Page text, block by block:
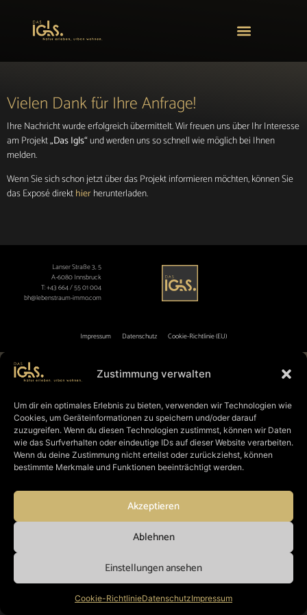
Zustimmung verwalten
Um dir ein optimales Erlebnis zu bieten, verwenden wir Technologien wie
Cookies, um Geräteinformationen zu speichern und/oder darauf
zuzugreifen. Wenn du diesen Technologien zustimmst, können wir Daten
wie das Surfverhalten oder eindeutige IDs auf dieser Website verarbeiten.
Wenn du deine Zustimmung nicht erteilst oder zurückziehst, können
bestimmte Merkmale und Funktionen beeinträchtigt werden.
Akzeptieren
Ablehnen
Einstellungen ansehen
Cookie-RichtlinieDatenschutzImpressum
Vielen Dank für Ihre Anfrage!
Ihre Nachricht wurde erfolgreich übermittelt. Wir freuen uns über Ihr Interesse
am Projekt„Das Igls“und werden uns so schnell wie möglich bei Ihnen
melden.
Wenn Sie sich schon jetzt über das Projekt informieren möchten, können Sie
das Exposé direkthierherunterladen.
Lanser Straße 3, 5
A-6080 Innsbruck
T:+43 664 / 55 01 004
bh@lebenstraum-immo.com
Impressum Datenschutz Cookie-Richtlinie (EU)